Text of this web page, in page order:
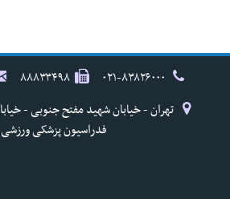
۸۸۸۳۳۴۹۸
فدراسیون پزشکی ورزشی